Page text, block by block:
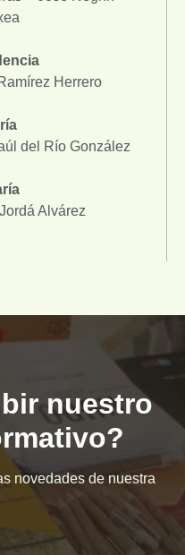
Herrero
del Río González
Alvárez
nuestro
novedades de nuestra